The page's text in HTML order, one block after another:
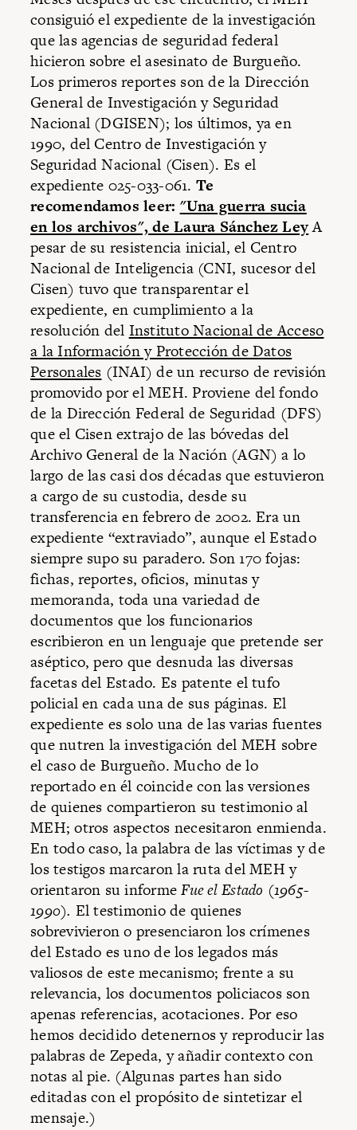
consiguió el expediente de la investigación
que las agencias de seguridad federal
hicieron sobre el asesinato de Burgueño.
Los primeros reportes son de la Dirección
General de Investigación y Seguridad
Nacional (DGISEN); los últimos, ya en
1990, del Centro de Investigación y
Seguridad Nacional (Cisen). Es el
expediente 025-033-061. Te
recomendamos leer: "Una guerra sucia
en los archivos", de Laura Sánchez LeyA
pesar de su resistencia inicial, el Centro
Nacional de Inteligencia (CNI, sucesor del
Cisen) tuvo que transparentar el
expediente, en cumplimiento a la
resolución del Instituto Nacional de Acceso
a la Información y Protección de Datos
Personales (INAI) de un recurso de revisión
promovido por el MEH. Proviene del fondo
de la Dirección Federal de Seguridad (DFS)
que el Cisen extrajo de las bóvedas del
Archivo General de la Nación (AGN) a lo
largo de las casi dos décadas que estuvieron
a cargo de su custodia, desde su
transferencia en febrero de 2002. Era un
expediente “extraviado”, aunque el Estado
siempre supo su paradero. Son 170 fojas:
fichas, reportes, oficios, minutas y
memoranda, toda una variedad de
documentos que los funcionarios
escribieron en un lenguaje que pretende ser
aséptico, pero que desnuda las diversas
facetas del Estado. Es patente el tufo
policial en cada una de sus páginas. El
expediente es solo una de las varias fuentes
que nutren la investigación del MEH sobre
el caso de Burgueño. Mucho de lo
reportado en él coincide con las versiones
de quienes compartieron su testimonio al
MEH; otros aspectos necesitaron enmienda.
En todo caso, la palabra de las víctimas y de
los testigos marcaron la ruta del MEH y
orientaron su informeFue el Estado (1965-
1990). El testimonio de quienes
sobrevivieron o presenciaron los crímenes
del Estado es uno de los legados más
valiosos de este mecanismo; frente a su
relevancia, los documentos policiacos son
apenas referencias, acotaciones. Por eso
hemos decidido detenernos y reproducir las
palabras de Zepeda, y añadir contexto con
notas al pie. (Algunas partes han sido
editadas con el propósito de sintetizar el
mensaje.)